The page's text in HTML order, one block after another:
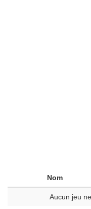
Nom
Aucun jeu